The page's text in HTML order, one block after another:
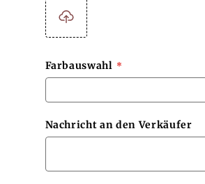
Farbauswahl
Nachricht an den Verkäufer